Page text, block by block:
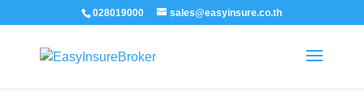
028019000 sales@easyinsure.co.th